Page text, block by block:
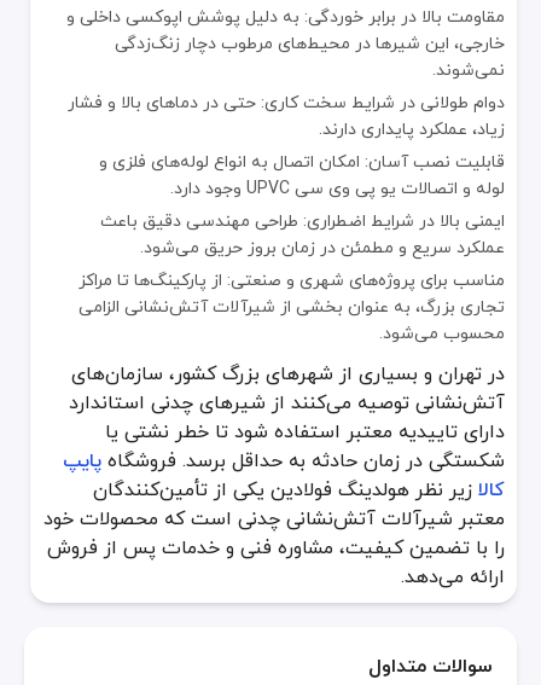
مقاومت بالا در برابر خوردگی: به دلیل پوشش اپوکسی داخلی و
خارجی، این شیرها در محیط‌های مرطوب دچار زنگ‌زدگی
نمی‌شوند.
دوام طولانی در شرایط سخت کاری: حتی در دماهای بالا و فشار
زیاد، عملکرد پایداری دارند.
قابلیت نصب آسان: امکان اتصال به انواع لوله‌های فلزی و
لوله و اتصالات یو پی وی سی UPVC وجود دارد.
ایمنی بالا در شرایط اضطراری: طراحی مهندسی دقیق باعث
عملکرد سریع و مطمئن در زمان بروز حریق می‌شود.
مناسب برای پروژه‌های شهری و صنعتی: از پارکینگ‌ها تا مراکز
تجاری بزرگ، به عنوان بخشی از شیرآلات آتش‌نشانی الزامی
محسوب می‌شود.
در تهران و بسیاری از شهرهای بزرگ کشور، سازمان‌های
آتش‌نشانی توصیه می‌کنند از شیرهای چدنی استاندارد
دارای تاییدیه معتبر استفاده شود تا خطر نشتی یا
شکستگی در زمان حادثه به حداقل برسد. فروشگاهپایپ
کالازیر نظر هولدینگ فولادین یکی از تأمین‌کنندگان
معتبر شیرآلات آتش‌نشانی چدنی است که محصولات خود
را با تضمین کیفیت، مشاوره فنی و خدمات پس از فروش
ارائه می‌دهد.
سوالات متداول